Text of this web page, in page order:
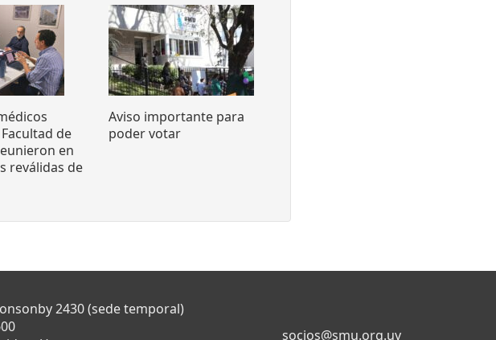
de
en
reválidas de
Aviso importante para
poder votar
2430 (sede temporal)
socios@smu.org.uy